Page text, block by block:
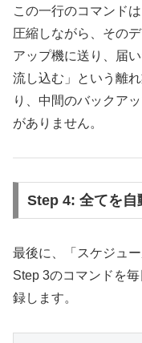
この一行のコマンド
圧縮しながら、その
アップ機に送り、届
流し込む」という離
り、中間のバックア
がありません。
Step 4: 全てを
最後に、「スケジュ
Step 3のコマンドを
録します。